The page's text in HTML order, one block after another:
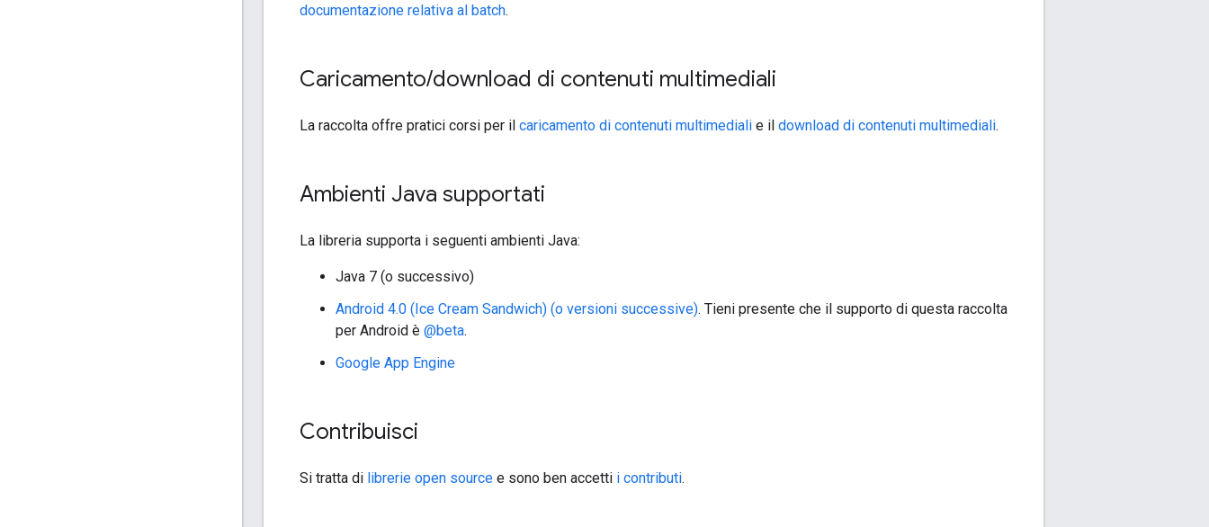
documentazione relativa al batch.
Caricamento/download di contenuti multimediali
La raccolta offre pratici corsi per il caricamento di contenuti multimediali e il download di contenuti multimediali.
Ambienti Java supportati
La libreria supporta i seguenti ambienti Java:
Java 7 (o successivo)
Android 4.0 (Ice Cream Sandwich) (o versioni successive). Tieni presente che il supporto di questa raccolta
per Android è @beta.
Google App Engine
Contribuisci
Si tratta di librerie open source e sono ben accetti i contributi.